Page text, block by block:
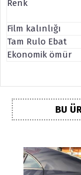
Renk
Film kalınlığı
Tam Rulo Ebat
Ekonomik ömür
BU